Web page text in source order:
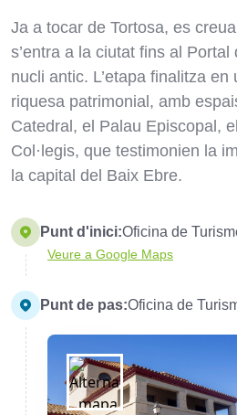
Ja a tocar de Tortosa, es
s’entra a la ciutat fins al Portal
nucli antic. L’etapa finalitza en
riquesa patrimonial, amb
Catedral, el Palau Episcopal,
Col·legis, que testimonien la
la capital del Baix Ebre.
Punt d'inici:Oficina de
Veure a Google Maps
Punt de pas:Oficina de